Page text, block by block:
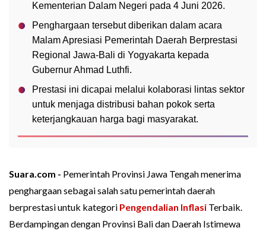
Kementerian Dalam Negeri pada 4 Juni 2026.
Penghargaan tersebut diberikan dalam acara
Malam Apresiasi Pemerintah Daerah Berprestasi
Regional Jawa-Bali di Yogyakarta kepada
Gubernur Ahmad Luthfi.
Prestasi ini dicapai melalui kolaborasi lintas sektor
untuk menjaga distribusi bahan pokok serta
keterjangkauan harga bagi masyarakat.
Suara.com - Pemerintah Provinsi Jawa Tengah menerima
penghargaan sebagai salah satu pemerintah daerah
berprestasi untuk kategori Pengendalian Inflasi Terbaik.
Berdampingan dengan Provinsi Bali dan Daerah Istimewa